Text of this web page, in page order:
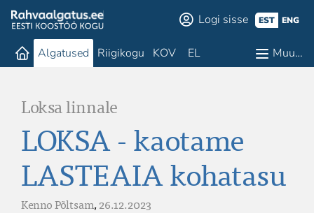
Logi sisse EST ENG
Algatused Riigikogu KOV EL Muu…
Loksa linnale
LOKSA - kaotame
LASTEAIA kohatasu
Kenno Põltsam,26.12.2023